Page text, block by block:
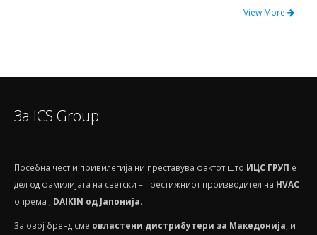
дел од фамилијата на светски – престижниот производител наHVAС
опрема ,DAIKIN од Јапонија.
реализацијата на многуте термотехнички проекти и објекти,